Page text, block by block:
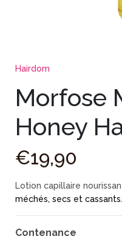
Hairdom
Morfose
Honey
€19,90
Lotion capillaire
méchés, secs et cassants.
Contenance